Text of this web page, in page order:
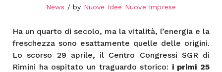
News by Nuove Idee Nuove Imprese
Ha un quarto di secolo, ma la vitalità, l’energia e la
freschezza sono esattamente quelle delle origini.
Lo scorso 29 aprile, il Centro Congressi SGR di
Rimini ha ospitato un traguardo storico: i primi 25